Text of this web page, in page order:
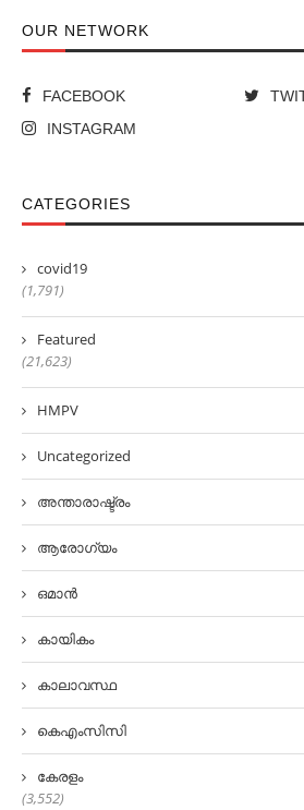
OUR NETWORK
FACEBOOK
INSTAGRAM
CATEGORIES
covid19
(1,791)
Featured
(21,623)
HMPV
Uncategorized
അന്താരാഷ്ട്രം
ആരോഗ്യം
ഒമാൻ
കായികം
കാലാവസ്ഥ
കെഎംസിസി
കേരളം
(3,552)